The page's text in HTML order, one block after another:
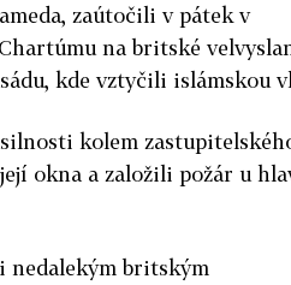
zaútočili v pátek v
na britské
kde vztyčili islámskou
kolem
okna a založili požár u
nedalekým britským